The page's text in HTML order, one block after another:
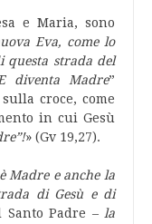
e Maria, sono
Eva, come lo
questa strada del
diventa Madre”
croce, come
in cui Gesù
» (Gv 19,27).
Madre e anche la
di Gesù e di
Padre – la